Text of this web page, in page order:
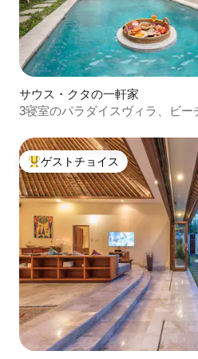
サウス・クタの一軒家
3寝室のパラダイスヴィラ、ビ
大好評のゲストチョイスです。
ゲストチョイス